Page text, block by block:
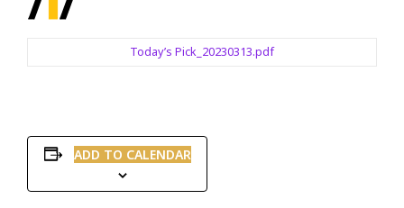
Today’s Pick_20230313.pdf
ADD TO CALENDAR